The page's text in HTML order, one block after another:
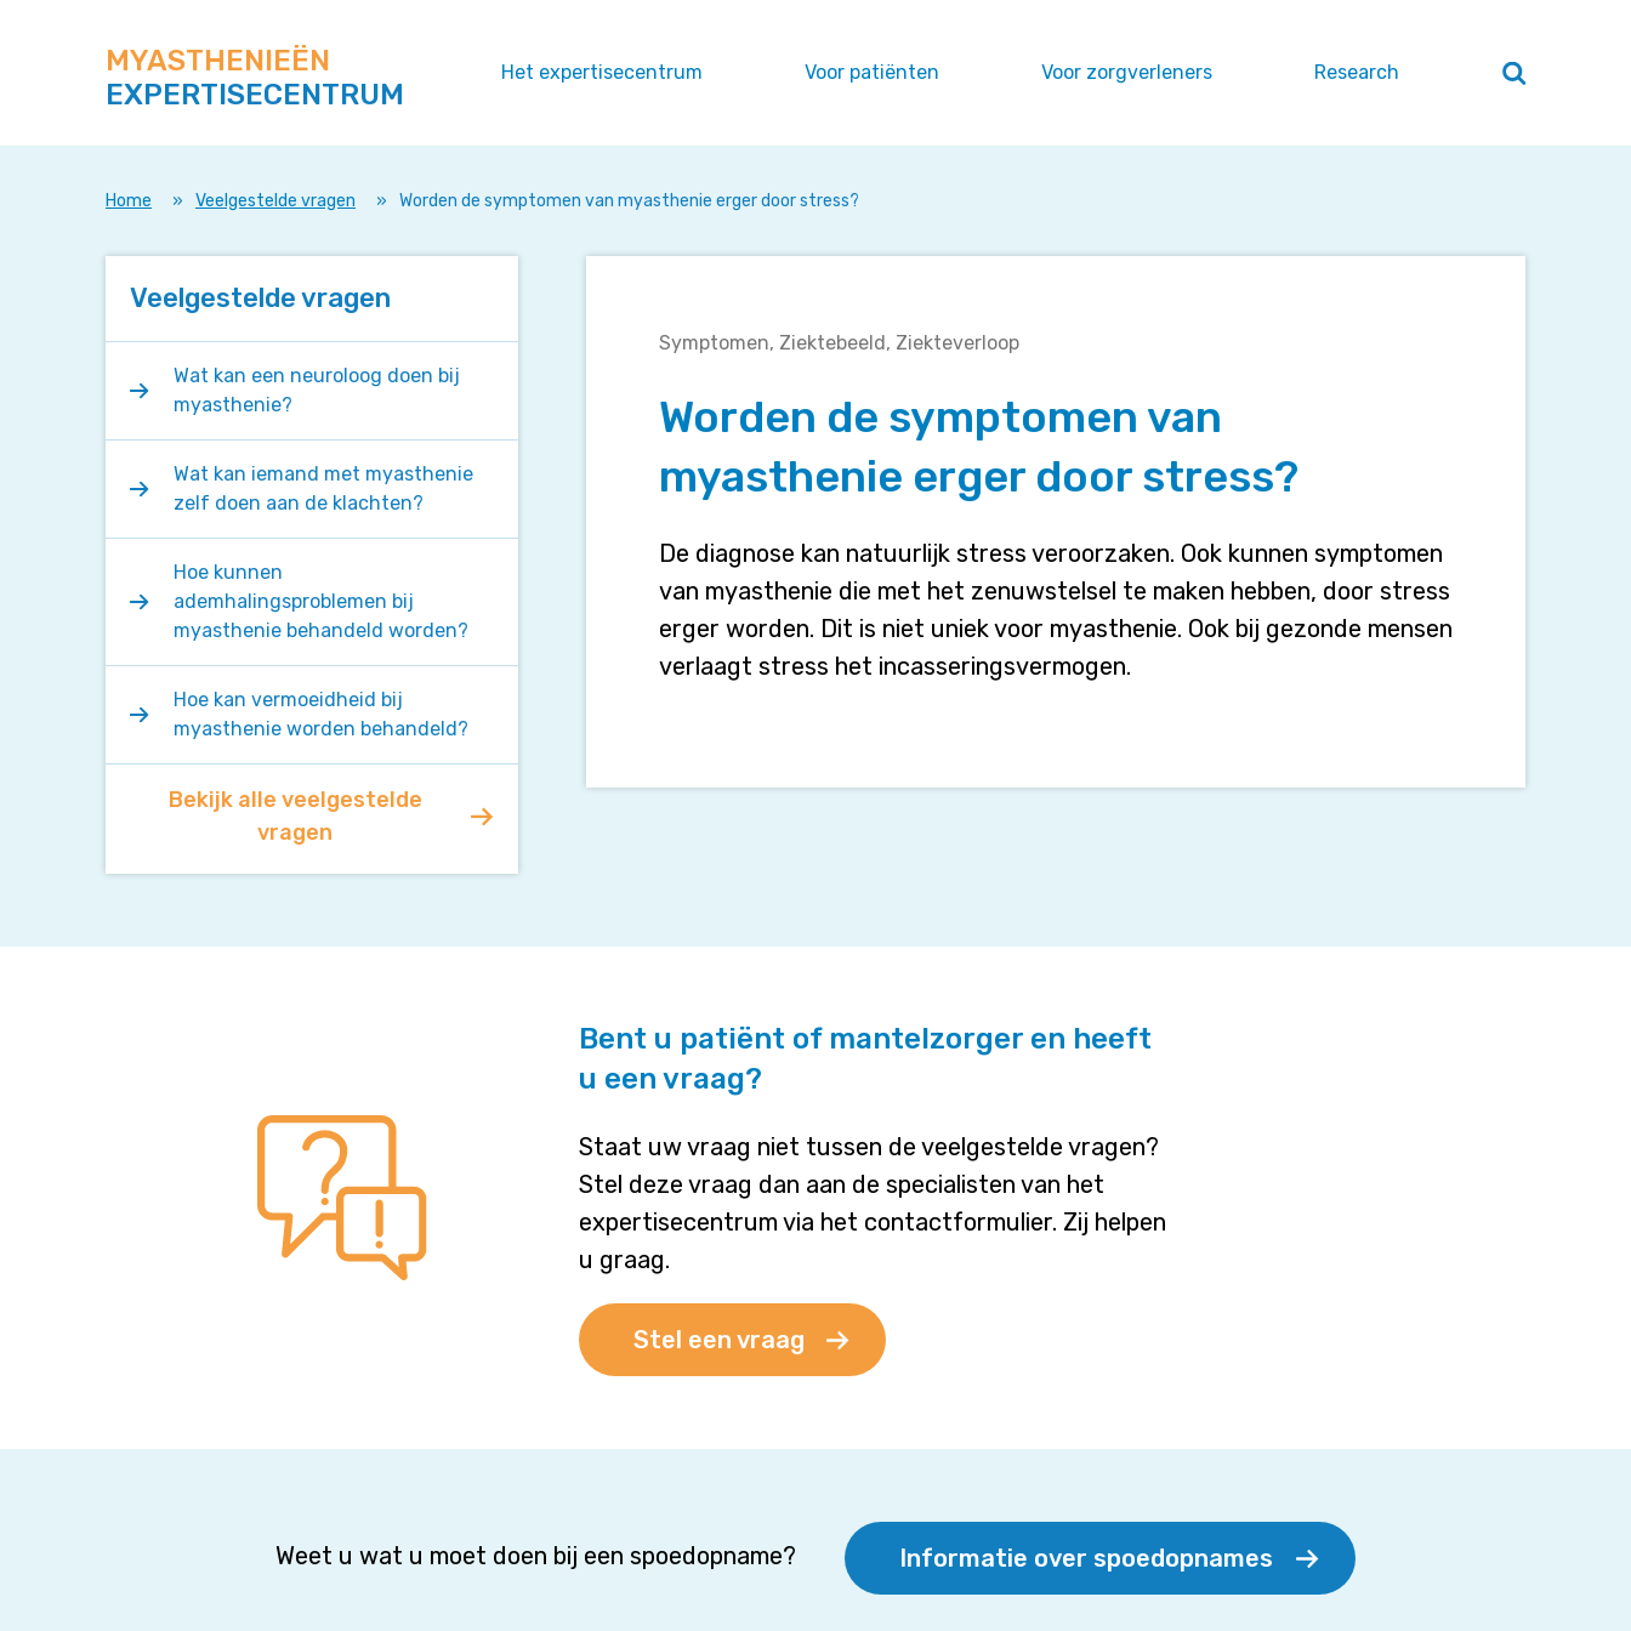
naar
content
deze
site
MYASTHENIEËN
EXPERTISECENTRUM
Het expertisecentrum Voor patiënten Voor zorgverleners Research Zoeken
sluiten
Home » Veelgestelde vragen » Worden de symptomen van myasthenie erger door stress?
Worden
symptomen
van
erger
stress?
Symptomen Ziektebeeld Ziekteverloop
Worden de symptomen van
myasthenie erger door stress?
De diagnose kan natuurlijk stress veroorzaken. Ook kunnen symptomen
van myasthenie die met het zenuwstelsel te maken hebben, door stress
erger worden. Dit is niet uniek voor myasthenie. Ook bij gezonde mensen
verlaagt stress het incasseringsvermogen.
Veelgestelde vragen
Wat kan een neuroloog doen bij
myasthenie?
Wat kan iemand met myasthenie
zelf doen aan de klachten?
Hoe kunnen
ademhalingsproblemen bij
myasthenie behandeld worden?
Hoe kan vermoeidheid bij
myasthenie worden behandeld?
Bekijk alle veelgestelde
vragen
Bent u patiënt of mantelzorger en heeft
u een vraag?
Staat uw vraag niet tussen de veelgestelde vragen?
Stel deze vraag dan aan de specialisten van het
expertisecentrum via het contactformulier. Zij helpen
u graag.
Stel een vraag
Weet u wat u moet doen bij een spoedopname? Informatie over spoedopnames